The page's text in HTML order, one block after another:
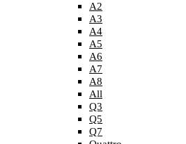
A2
A3
A4
A5
A6
A7
A8
All
Q3
Q5
Q7